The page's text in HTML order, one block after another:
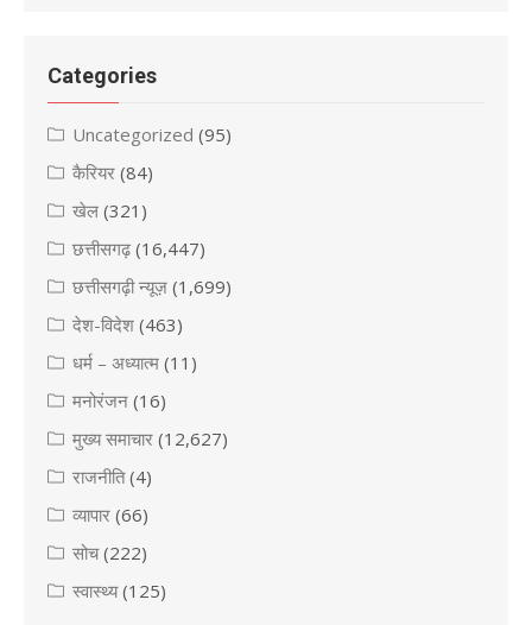
Categories
Uncategorized (95)
कैरियर (84)
खेल (321)
छत्तीसगढ़(16,447)
छत्तीसगढ़ी न्यूज़ (1,699)
देश-विदेश (463)
धर्म – अध्यात्म (11)
मनोरंजन (16)
मुख्य समाचार (12,627)
राजनीति(4)
व्यापार (66)
सोच(222)
स्वास्थ्य(125)